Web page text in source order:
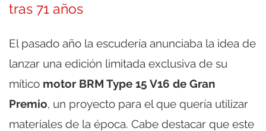
tras 71 años
El pasado año la escudería anunciaba la idea de
lanzar una edición limitada exclusiva de su
mítico motor BRM Type 15 V16 de Gran
Premio, un proyecto para el que quería utilizar
materiales de la época. Cabe destacar que este